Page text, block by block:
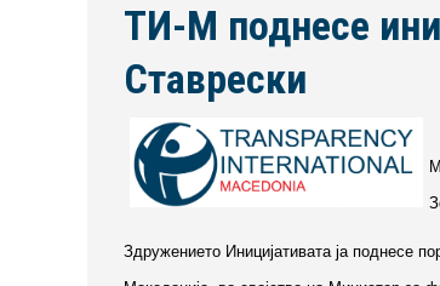
ТИ-М поднесе
Ставрески
Здружението Иницијативата ја поднесе